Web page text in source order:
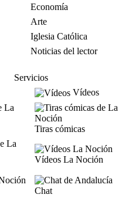
Economía
Arte
Iglesia Católica
Noticias del lector
Servicios
Vídeos
Tiras cómicas
Vídeos La Noción
Chat